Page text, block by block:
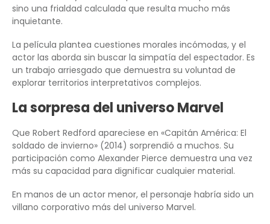
sino una frialdad calculada que resulta mucho más
inquietante.
La película plantea cuestiones morales incómodas, y el
actor las aborda sin buscar la simpatía del espectador. Es
un trabajo arriesgado que demuestra su voluntad de
explorar territorios interpretativos complejos.
La sorpresa del universo Marvel
Que Robert Redford apareciese en «Capitán América: El
soldado de invierno» (2014) sorprendió a muchos. Su
participación como Alexander Pierce demuestra una vez
más su capacidad para dignificar cualquier material.
En manos de un actor menor, el personaje habría sido un
villano corporativo más del universo Marvel.